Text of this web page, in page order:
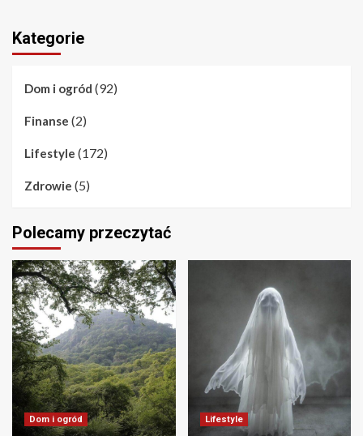
Kategorie
Dom i ogród (92)
Finanse (2)
Lifestyle (172)
Zdrowie (5)
Polecamy przeczytać
Dom i ogród Lifestyle